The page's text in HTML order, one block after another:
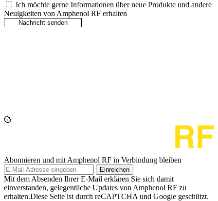
Ich möchte gerne Informationen über neue Produkte und andere
Neuigkeiten von Amphenol RF erhalten
Abonnieren und mit Amphenol RF in Verbindung bleiben
Einreichen
Mit dem Absenden Ihrer E-Mail erklären Sie sich damit
einverstanden, gelegentliche Updates von Amphenol RF zu
erhalten.Diese Seite ist durch reCAPTCHA und Google geschützt.